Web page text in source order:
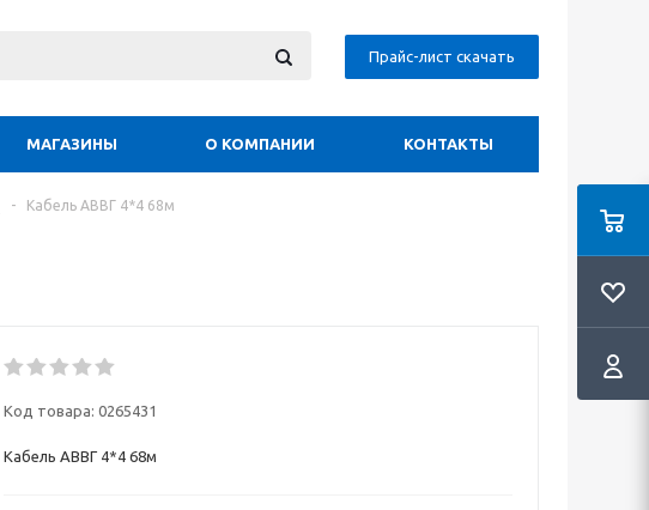
Прайс-лист скачать
МАГАЗИНЫ О КОМПАНИИ КОНТАКТЫ
- Кабель АВВГ 4*4 68м
Код товара: 0265431
Кабель АВВГ 4*4 68м